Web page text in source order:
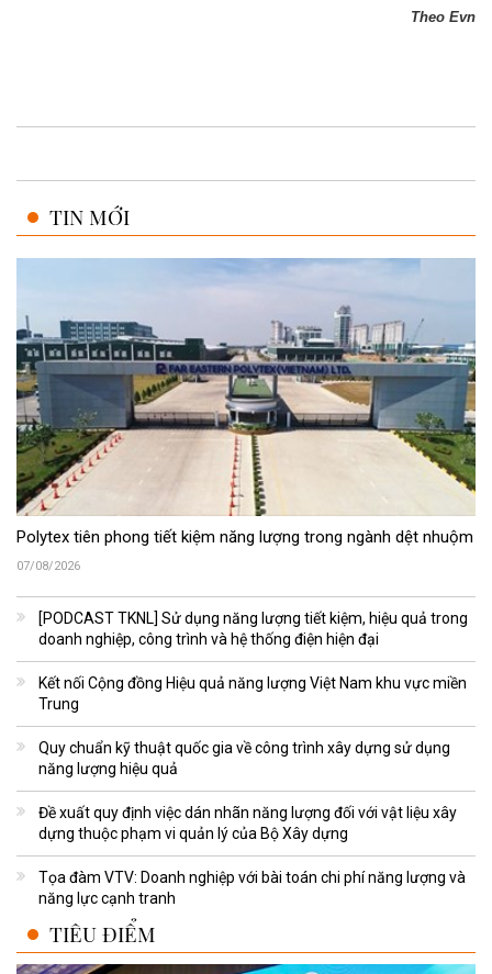
Theo Evn
TIN MỚI
Polytex tiên phong tiết kiệm năng lượng trong ngành dệt nhuộm
07/08/2026
[PODCAST TKNL] Sử dụng năng lượng tiết kiệm, hiệu quả trong
doanh nghiệp, công trình và hệ thống điện hiện đại
Kết nối Cộng đồng Hiệu quả năng lượng Việt Nam khu vực miền
Trung
Quy chuẩn kỹ thuật quốc gia về công trình xây dựng sử dụng
năng lượng hiệu quả
Đề xuất quy định việc dán nhãn năng lượng đối với vật liệu xây
dựng thuộc phạm vi quản lý của Bộ Xây dựng
Tọa đàm VTV: Doanh nghiệp với bài toán chi phí năng lượng và
năng lực cạnh tranh
TIÊU ĐIỂM